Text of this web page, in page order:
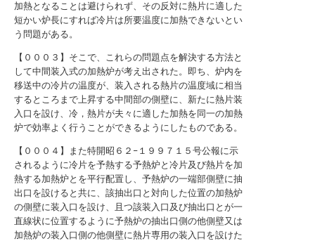
加熱となることは避けられず、その反対に熱片に適した
短かい炉長にすれば冷片は所要温度に加熱できないとい
う問題がある。
【０００３】そこで、これらの問題点を解決する方法と
して中間装入式の加熱炉が考え出された。即ち、炉内を
移送中の冷片の温度が、装入される熱片の温度域に相当
するところまで上昇する中間部の側壁に、新たに熱片装
入口を設け、冷，熱片が夫々に適した加熱を同一の加熱
炉で効率よく行うことができるようにしたものである。
【０００４】また特開昭６２−１９９７１５号公報に示
されるように冷片を予熱する予熱炉と冷片及び熱片を加
熱する加熱炉とを平行配置し、予熱炉の一端部側壁に抽
出口を設けると共に、該抽出口と対向した位置の加熱炉
の側壁に装入口を設け、且つ該装入口及び抽出口とが一
直線状に位置するように予熱炉の抽出口側の他側壁又は
加熱炉の装入口側の他側壁に熱片専用の装入口を設けた